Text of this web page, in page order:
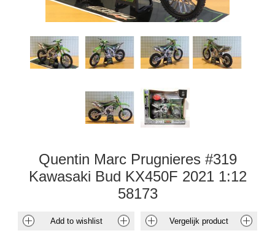
Quentin Marc Prugnieres #319
Kawasaki Bud KX450F 2021 1:12
58173